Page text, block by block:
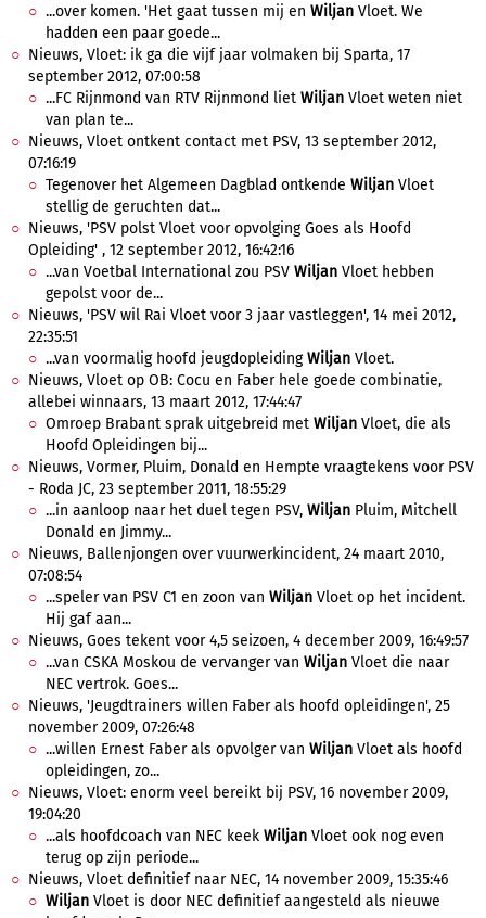
...over komen. 'Het gaat tussen mij en Wiljan Vloet. We
hadden een paar goede...
Nieuws, Vloet: ik ga die vijf jaar volmaken bij Sparta, 17
september 2012, 07:00:58
...FC Rijnmond van RTV Rijnmond liet Wiljan Vloet weten niet
van plan te...
Nieuws, Vloet ontkent contact met PSV, 13 september 2012,
07:16:19
Tegenover het Algemeen Dagblad ontkende Wiljan Vloet
stellig de geruchten dat...
Nieuws, 'PSV polst Vloet voor opvolging Goes als Hoofd
Opleiding' , 12 september 2012, 16:42:16
...van Voetbal International zou PSV Wiljan Vloet hebben
gepolst voor de...
Nieuws, 'PSV wil Rai Vloet voor 3 jaar vastleggen', 14 mei 2012,
22:35:51
...van voormalig hoofd jeugdopleidingWiljan Vloet.
Nieuws, Vloet op OB: Cocu en Faber hele goede combinatie,
allebei winnaars, 13 maart 2012, 17:44:47
Omroep Brabant sprak uitgebreid met Wiljan Vloet, die als
Hoofd Opleidingen bij...
Nieuws, Vormer, Pluim, Donald en Hempte vraagtekens voor PSV
- Roda JC, 23 september 2011, 18:55:29
...in aanloop naar het duel tegen PSV, Wiljan Pluim, Mitchell
Donald en Jimmy...
Nieuws, Ballenjongen over vuurwerkincident, 24 maart 2010,
07:08:54
...speler van PSV C1 en zoon van Wiljan Vloet op het incident.
Hij gaf aan...
Nieuws, Goes tekent voor 4,5 seizoen, 4 december 2009, 16:49:57
...van CSKA Moskou de vervanger van Wiljan Vloet die naar
NEC vertrok. Goes...
Nieuws, 'Jeugdtrainers willen Faber als hoofd opleidingen', 25
november 2009, 07:26:48
...willen Ernest Faber als opvolger van Wiljan Vloet als hoofd
opleidingen, zo...
Nieuws, Vloet: enorm veel bereikt bij PSV, 16 november 2009,
19:04:20
...als hoofdcoach van NEC keek Wiljan Vloet ook nog even
terug op zijn periode...
Nieuws, Vloet definitief naar NEC, 14 november 2009, 15:35:46
Wiljan Vloet is door NEC definitief aangesteld als nieuwe